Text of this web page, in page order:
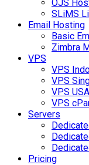
OJS
SLiMS
Email Hosting
Basic
Zimbra
VPS
VPS
VPS
VPS USA
VPS
Servers
Pricing